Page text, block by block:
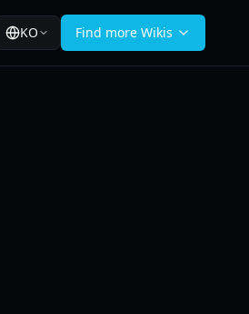
KO Find more Wikis